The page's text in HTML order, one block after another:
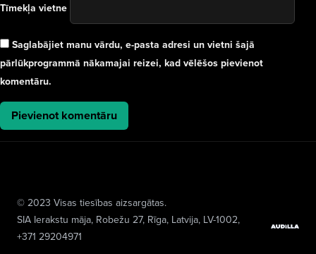
Tīmekļa vietne
Saglabājiet manu vārdu, e-pasta adresi un vietni šajā
pārlūkprogrammā nākamajai reizei, kad vēlēšos pievienot
komentāru.
© 2023 Visas tiesības aizsargātas.
SIA Ierakstu māja, Robežu 27, Rīga, Latvija, LV-1002,
+371 29204971